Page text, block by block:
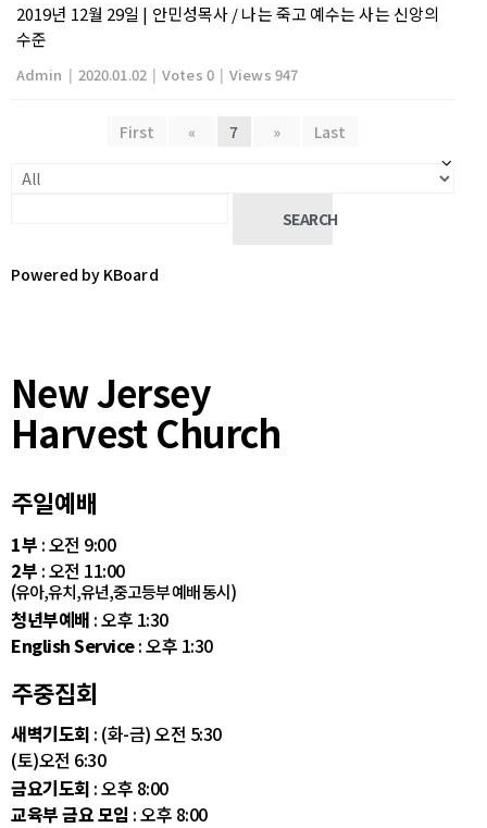
2019년 12월 29일 | 안민성목사 / 나는 죽고 예수는 사는 신앙의
수준
Admin | 2020.01.02 | Votes 0 | Views 947
First « 7 » Last
SEARCH
Powered by KBoard
New Jersey
Harvest Church
주일예배
1부 : 오전 9:00
2부 : 오전 11:00
(유아,유치,유년,중고등부 예배 동시)
청년부예배 : 오후 1:30
English Service: 오후 1:30
주중집회
새벽기도회 : (화-금) 오전 5:30
(토)오전 6:30
금요기도회 : 오후 8:00
교육부 금요 모임 : 오후 8:00